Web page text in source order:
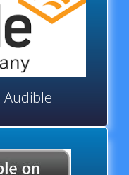
Audible